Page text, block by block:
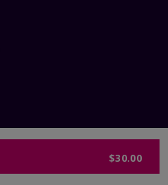
$30.00